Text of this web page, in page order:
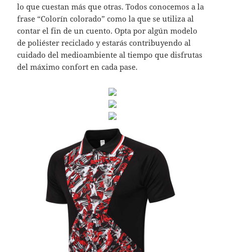
lo que cuestan más que otras. Todos conocemos a la
frase “Colorín colorado” como la que se utiliza al
contar el fin de un cuento. Opta por algún modelo
de poliéster reciclado y estarás contribuyendo al
cuidado del medioambiente al tiempo que disfrutas
del máximo confort en cada pase.